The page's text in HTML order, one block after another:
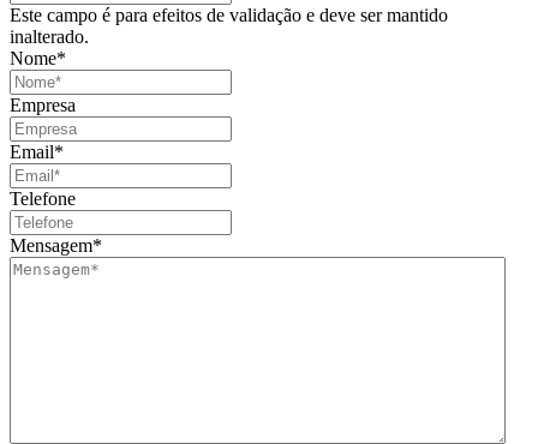
Este campo é para efeitos de validação e deve ser mantido
inalterado.
Nome*
Empresa
Email*
Telefone
Mensagem*